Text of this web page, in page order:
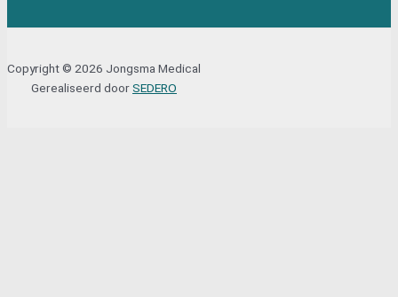
Copyright © 2026 Jongsma Medical
Gerealiseerd doorSEDERO